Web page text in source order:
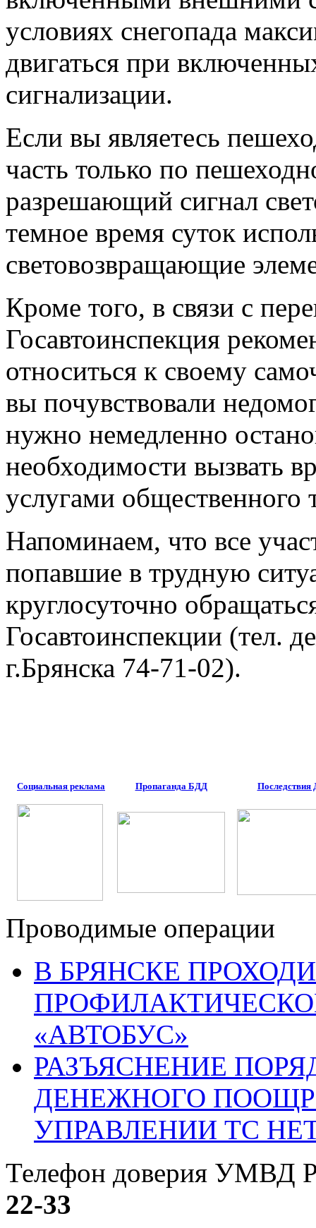
условиях снегопада
двигаться при
сигнализации.
Если вы являетесь
часть только по
разрешающий сигнал
темное время суток
световозвращающие
Кроме того, в связи с
Госавтоинспекция
относиться к своему
вы почувствовали
нужно немедленно
необходимости вызвать
услугами общественного
Напоминаем, что все
попавшие в трудную
круглосуточно
Госавтоинспекции (тел.
г.Брянска 74-71-02).
Социальная реклама Пропаганда БДД
Проводимые операции
В БРЯНСКЕ
«АВТОБУС»
РАЗЪЯСНЕНИЕ
ДЕНЕЖНОГО
УПРАВЛЕНИИ ТС
Телефон доверия УМВД
22-33